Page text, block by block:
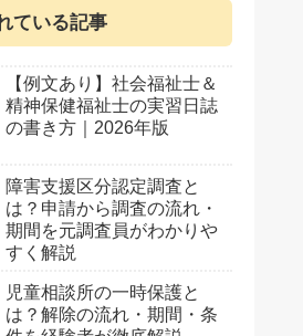
ている記事
【例文あり】社会福祉士＆
精神保健福祉士の実習日誌
の書き方｜2026年版
障害支援区分認定調査と
は？申請から調査の流れ・
期間を元調査員がわかりや
すく解説
児童相談所の一時保護と
は？解除の流れ・期間・条